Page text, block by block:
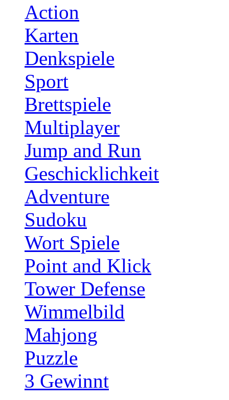
Action
Karten
Denkspiele
Sport
Brettspiele
Multiplayer
Jump and Run
Geschicklichkeit
Adventure
Sudoku
Wort Spiele
Point and Klick
Tower Defense
Wimmelbild
Mahjong
Puzzle
3 Gewinnt